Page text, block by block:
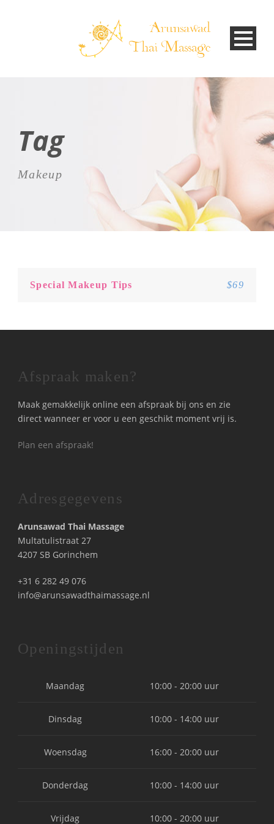
Tag
Makeup
Special Makeup Tips $69
Afspraak maken?
Maak gemakkelijk online een afspraak bij ons en zie
direct wanneer er voor u een geschikt moment vrij is.
Plan een afspraak!
Adresgegevens
Arunsawad Thai Massage
Multatulistraat 27
4207 SB Gorinchem
+31 6 282 49 076
info@arunsawadthaimassage.nl
Openingstijden
Maandag 10:00 - 20:00 uur
Dinsdag 10:00 - 14:00 uur
Woensdag 16:00 - 20:00 uur
Donderdag 10:00 - 14:00 uur
Vrijdag 10:00 - 20:00 uur